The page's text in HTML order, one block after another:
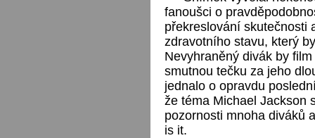
fanoušci o
překreslování skutečnosti
zdravotního stavu, který
Nevyhraněný divák by
smutnou tečku za jeho
jednalo o opravdu
že téma Michael Jackson
pozornosti mnoha diváků
is it.